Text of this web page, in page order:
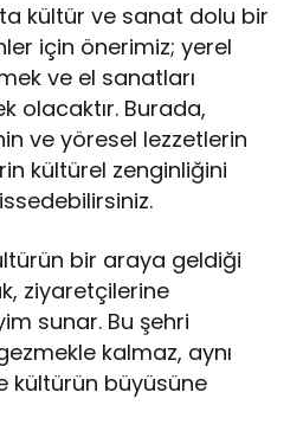
kültür ve sanat dolu bir
için önerimiz; yerel
ve el sanatları
olacaktır. Burada,
ve yöresel lezzetlerin
kültürel zenginliğini
bir araya geldiği
ziyaretçilerine
sunar. Bu şehri
kalmaz, aynı
kültürün büyüsüne